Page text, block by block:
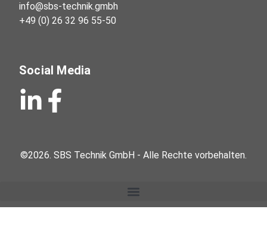
info@sbs-technik.gmbh
+49 (0) 26 32 96 55-50
Social Media
©2026. SBS Technik GmbH - Alle Rechte vorbehalten.